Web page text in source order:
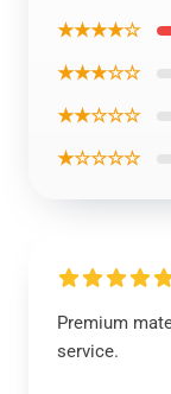
★★★★☆
★★★☆☆
★★☆☆☆
★☆☆☆☆
Premium
service.